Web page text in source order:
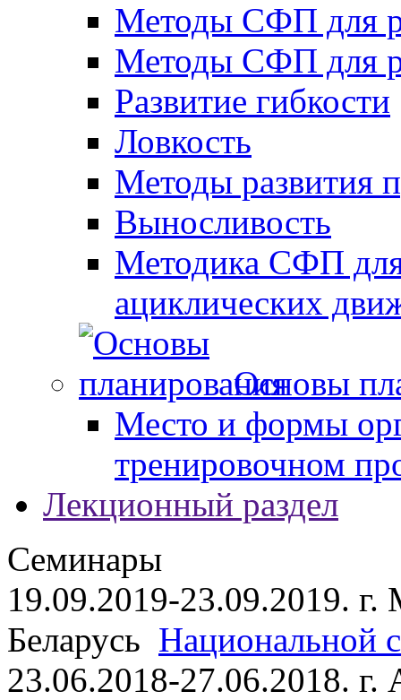
Методы СФП для
Методы СФП для
Развитие гибкости
Ловкость
Методы развития
Выносливость
Методика СФП для
ациклических
Основы
Место и формы
тренировочном
Лекционный раздел
Семинары
19.09.2019-23.09.2019. г.
Беларусь Национальной
23.06.2018-27.06.2018.